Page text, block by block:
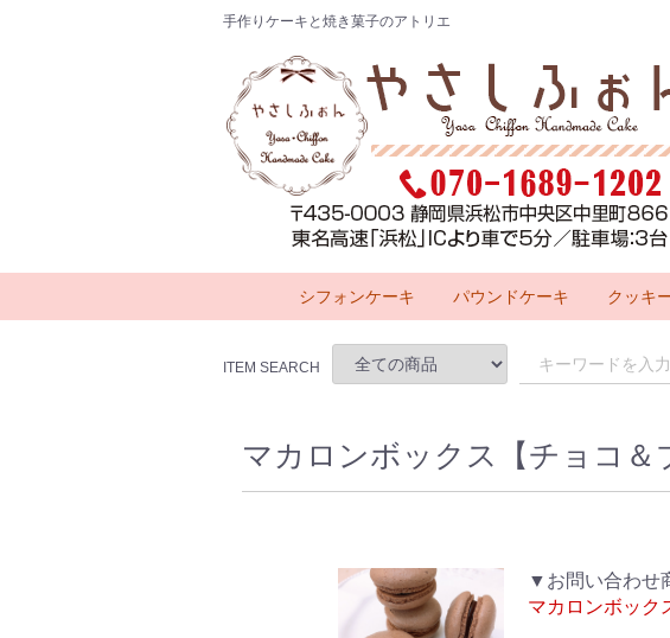
手作りケーキと焼き菓子のアトリエ
ITEM SEARCH
シフォンケーキ パウンドケーキ クッキ
マカロンボックス【チョコ
▼お問い合わせ
マカロンボック